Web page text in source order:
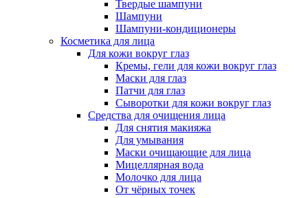
Твердые шампуни
Шампуни
Шампуни-кондиционеры
Косметика для лица
Для кожи вокруг глаз
Кремы, гели для кожи вокруг глаз
Маски для глаз
Патчи для глаз
Сыворотки для кожи вокруг глаз
Средства для очищения лица
Для снятия макияжа
Для умывания
Маски очищающие для лица
Мицеллярная вода
Молочко для лица
От чёрных точек